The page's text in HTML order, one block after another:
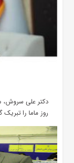
دکتر علی سروش،
روز ماما را